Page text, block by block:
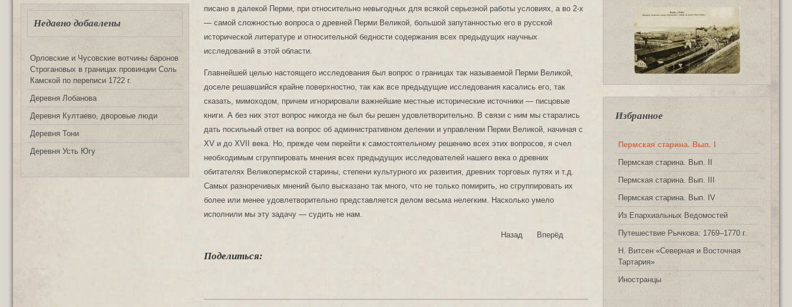
Недавно добавлены
Орловские и Чусовские вотчины баронов
Строгановых в границах провинции Соль
Камской по переписи 1722 г.
Деревня Лобанова
Деревня Култаево, дворовые люди
Деревня Тони
Деревня Усть Югу
писано в далекой Перми, при относительно невыгодных для всякой серьезной работы условиях, а во 2-х
— самой сложностью вопроса о древней Перми Великой, большой запутанностью его в русской
исторической литературе и относительной бедности содержания всех предыдущих научных
исследований в этой области.
Главнейшей целью настоящего исследования был вопрос о границах так называемой Перми Великой,
доселе решавшийся крайне поверхностно, так как все предыдущие исследования касались его, так
сказать, мимоходом, причем игнорировали важнейшие местные исторические источники — писцовые
книги. А без них этот вопрос никогда не был бы решен удовлетворительно. В связи с ним мы старались
дать посильный ответ на вопрос об административном делении и управлении Перми Великой, начиная с
XV и до XVII века. Но, прежде чем перейти к самостоятельному решению всех этих вопросов, я счел
необходимым сгруппировать мнения всех предыдущих исследователей нашего века о древних
обитателях Великопермской старины, степени культурного их развития, древних торговых путях и т.д.
Самых разноречивых мнений было высказано так много, что не только помирить, но сгруппировать их
более или менее удовлетворительно представляется делом весьма нелегким. Насколько умело
исполнили мы эту задачу — судить не нам.
Назад Вперёд
Поделиться:
Избранное
Пермская старина. Вып. I
Пермская старина. Вып. II
Пермская старина. Вып. III
Пермская старина. Вып. IV
Из Епархиальных Ведомостей
Путешествие Рычкова: 1769‒1770 г.
Н. Витсен «Северная и Восточная
Тартария»
Иностранцы